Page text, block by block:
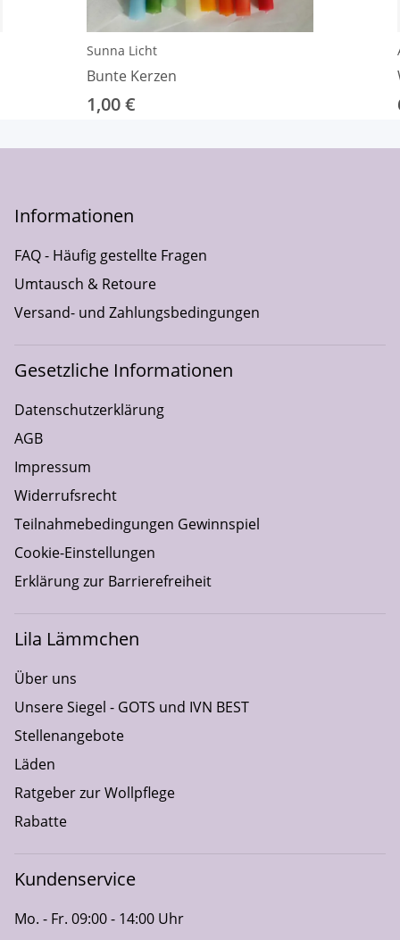
Sunna Licht
Bunte Kerzen
1,00 €
Informationen
FAQ - Häufig gestellte Fragen
Umtausch & Retoure
Versand- und Zahlungsbedingungen
Gesetzliche Informationen
Datenschutzerklärung
AGB
Impressum
Widerrufsrecht
Teilnahmebedingungen Gewinnspiel
Cookie-Einstellungen
Erklärung zur Barrierefreiheit
Lila Lämmchen
Über uns
Unsere Siegel - GOTS und IVN BEST
Stellenangebote
Läden
Ratgeber zur Wollpflege
Rabatte
Kundenservice
Mo. - Fr. 09:00 - 14:00 Uhr